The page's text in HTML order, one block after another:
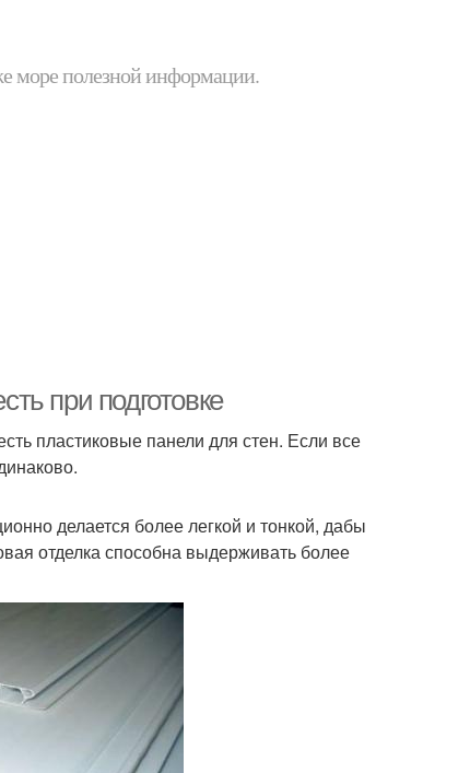
море полезной информации.
при подготовке
пластиковые панели для стен. Если все
делается более легкой и тонкой, дабы
отделка способна выдерживать более